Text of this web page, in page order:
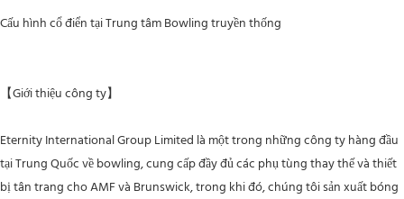
Cấu hình cổ điển tại Trung tâm Bowling truyền thống
【Giới thiệu công ty】
Eternity International Group Limited là một trong những công ty hàng đầu
tại Trung Quốc về bowling, cung cấp đầy đủ các phụ tùng thay thế và thiết
bị tân trang cho AMF và Brunswick, trong khi đó, chúng tôi sản xuất bóng